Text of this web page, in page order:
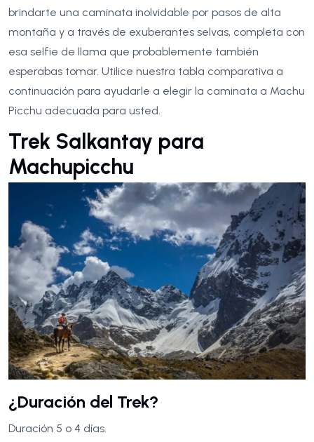
brindarte una caminata inolvidable por pasos de alta
montaña y a través de exuberantes selvas, completa con
esa selfie de llama que probablemente también
esperabas tomar. Utilice nuestra tabla comparativa a
continuación para ayudarle a elegir la caminata a Machu
Picchu adecuada para usted.
Trek Salkantay para
Machupicchu
¿Duración del Trek?
Duración 5 o 4 días.